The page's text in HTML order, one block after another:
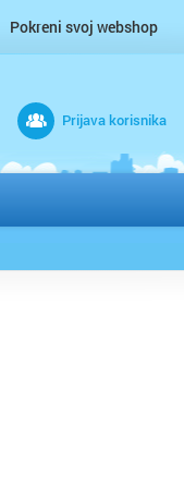
Pokreni svoj webshop
Prijava korisnika